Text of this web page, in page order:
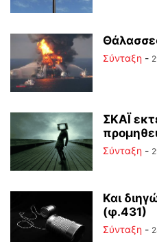
Σύνταξη -
ΣΚΑΪ
Σύνταξη -
Και
(φ.431)
Σύνταξη -